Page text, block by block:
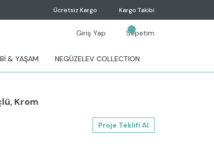
Ücretsiz Kargo Kargo Takibi
Giriş Yap Sepetim
& YAŞAM NEGÜZELEV COLLECTION
Krom
Proje Teklifi Al